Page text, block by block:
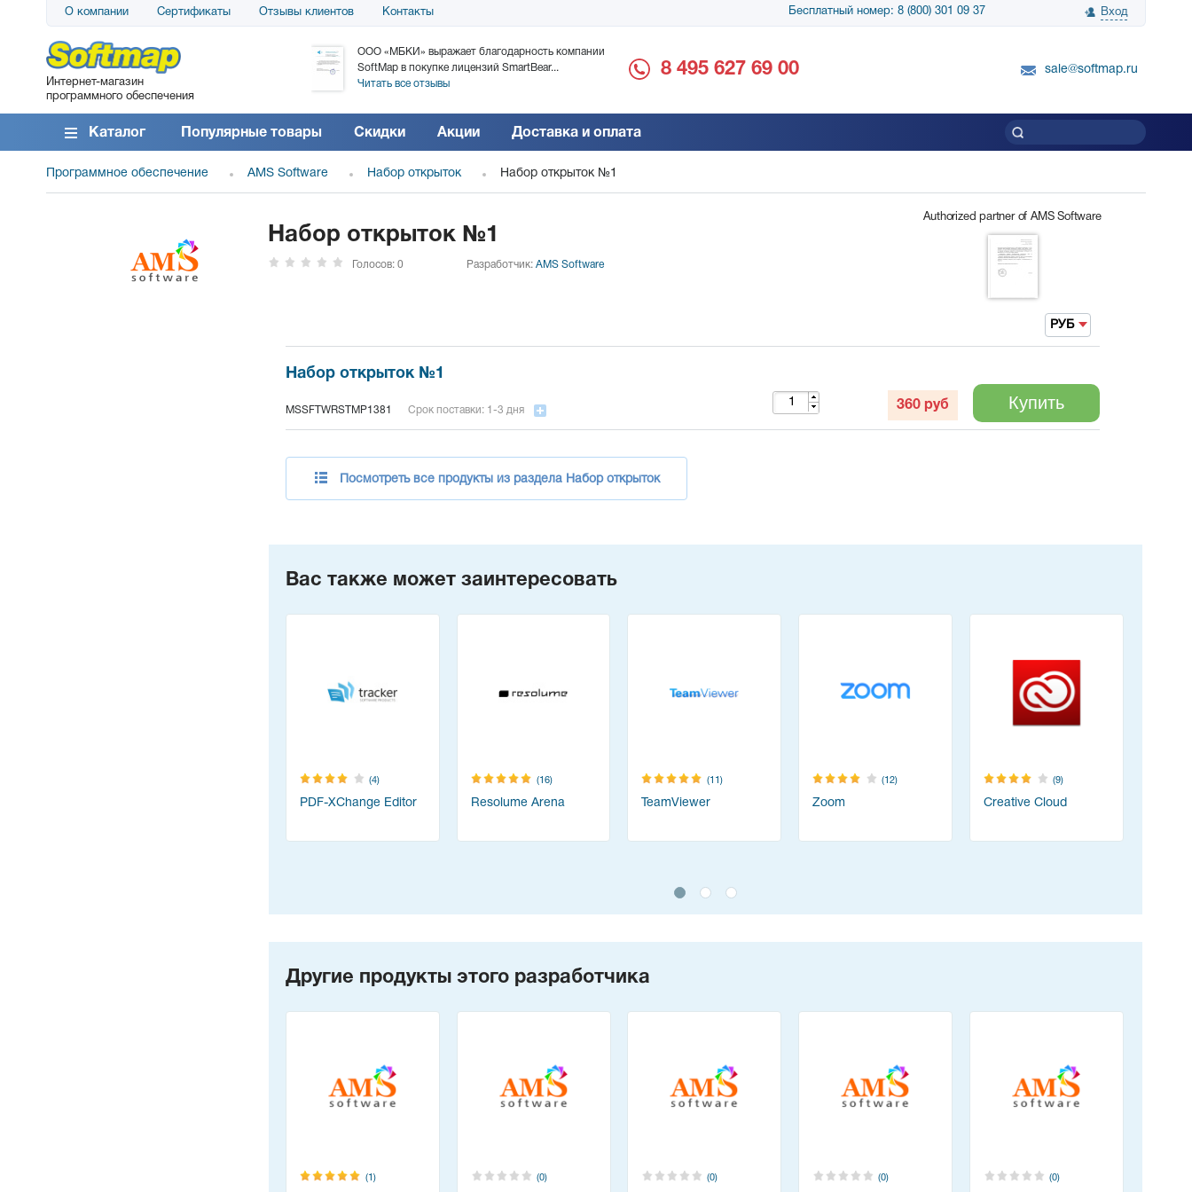
О компании Сертификаты Отзывы клиентов Контакты Бесплатный номер: 8 (800) 301 09 37 Вход
Интернет-магазин
программного обеспечения
АО «АТС» благодарит компанию SoftMap за
поставку программного обеспечения SolarWinds
DameWare...
Читать все отзывы
ООО «МБКИ» выражает благодарность компании
SoftMap в покупке лицензий SmartBear...
Читать все отзывы
благодарность за поставку SnapGene...
благодарность SoftMap за помощь в
8 495 627 69 00 sale@softmap.ru
Каталог Популярные товары Скидки Акции Доставка и оплата
Программное обеспечение AMS Software Набор открыток Набор открыток №1
Набор открыток №1
Голосов: 0 Разработчик: AMS Software
Authorized partner of AMS Software
РУБ
Набор открыток №1
MSSFTWRSTMP1381 Срок поставки: 1-3 дня 360 руб Купить
Посмотреть все продукты из раздела Набор открыток
Вас также может заинтересовать
(4)
PDF-XChange Editor
(16)
Resolume Arena
(11)
TeamViewer
(12)
Zoom
(9)
Creative Cloud
Другие продукты этого разработчика
(1) (0) (0) (0) (0)